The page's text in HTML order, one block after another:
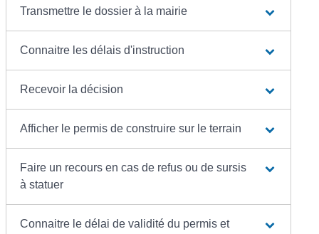
Transmettre le dossier à la mairie
Connaitre les délais d'instruction
Recevoir la décision
Afficher le permis de construire sur le terrain
Faire un recours en cas de refus ou de sursis
à statuer
Connaitre le délai de validité du permis et